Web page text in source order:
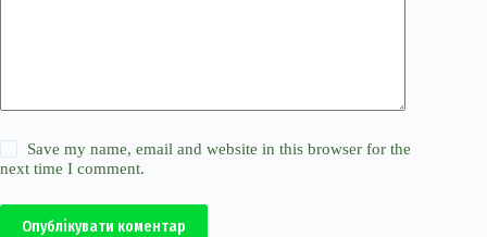
Save my name, email and website in this browser for the
next time I comment.
Опублікувати коментар